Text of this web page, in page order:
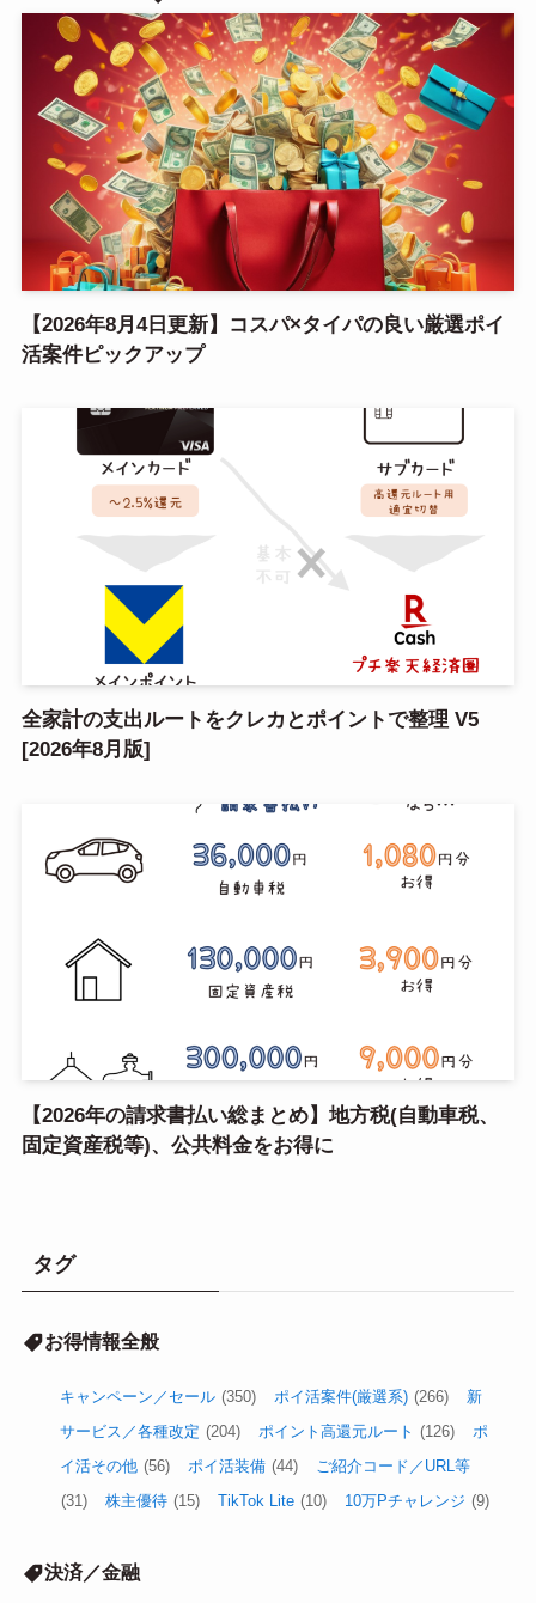
【2026年8月4日更新】コスパ×タイパの良い厳選ポイ
活案件ピックアップ
全家計の支出ルートをクレカとポイントで整理 V5
[2026年8月版]
【2026年の請求書払い総まとめ】地方税(自動車税、
固定資産税等)、公共料金をお得に
タグ
お得情報全般
キャンペーン／セール (350) ポイ活案件(厳選系) (266)
新
サービス／各種改定 (204) ポイント高還元ルート (126)
ポ
イ活その他 (56) ポイ活装備 (44)
ご紹介コード／URL等
(31)
株主優待 (15) TikTok Lite (10) 10万Pチャレンジ (9)
決済／金融